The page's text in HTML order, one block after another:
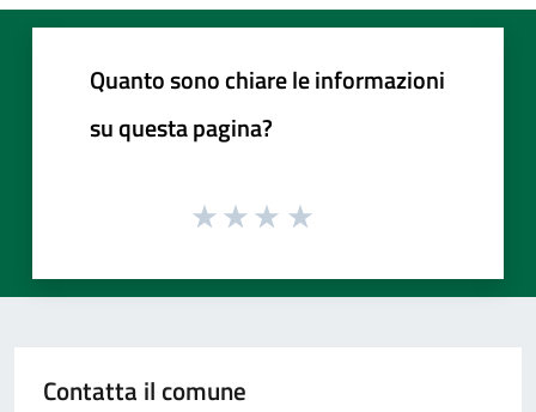
Quanto sono chiare le informazioni
su questa pagina?
Contatta il comune